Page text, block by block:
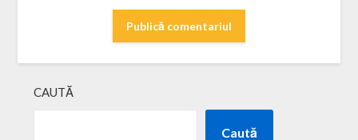
CAUTĂ
Caută